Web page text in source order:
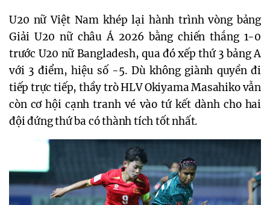
U20 nữ Việt Nam khép lại hành trình vòng bảng
Giải U20 nữ châu Á 2026 bằng chiến thắng 1-0
trước U20 nữ Bangladesh, qua đó xếp thứ 3 bảng A
với 3 điểm, hiệu số -5. Dù không giành quyền đi
tiếp trực tiếp, thầy trò HLV Okiyama Masahiko vẫn
còn cơ hội cạnh tranh vé vào tứ kết dành cho hai
đội đứng thứ ba có thành tích tốt nhất.